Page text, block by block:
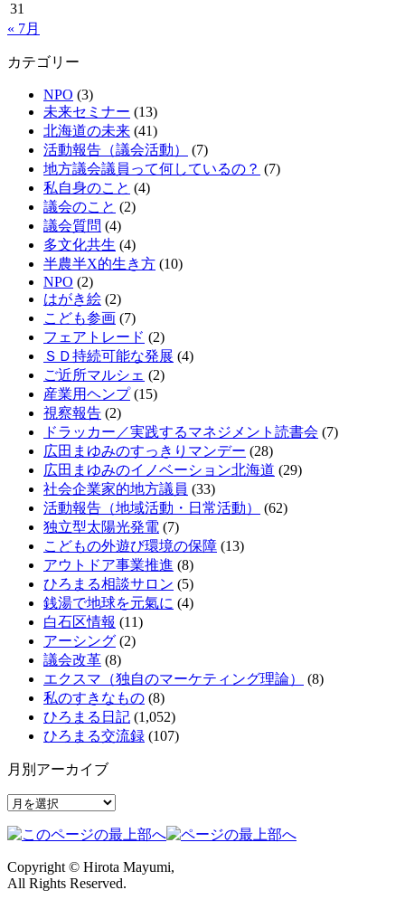
31
« 7月
カテゴリー
NPO (3)
未来セミナー (13)
北海道の未来 (41)
活動報告（議会活動）
(7)
地方議会議員って何しているの？ (7)
私自身のこと (4)
議会のこと (2)
議会質問 (4)
多文化共生 (4)
半農半X的生き方 (10)
NPO (2)
はがき絵 (2)
こども参画 (7)
フェアトレード (2)
ＳＤ持続可能な発展 (4)
ご近所マルシェ (2)
産業用ヘンプ(15)
視察報告 (2)
ドラッカー／実践するマネジメント読書会 (7)
広田まゆみのすっきりマンデー (28)
広田まゆみのイノベーション北海道 (29)
社会企業家的地方議員 (33)
活動報告（地域活動・日常活動）
(62)
独立型太陽光発電 (7)
こどもの外遊び環境の保障 (13)
アウトドア事業推進 (8)
ひろまる相談サロン (5)
銭湯で地球を元氣に (4)
白石区情報 (11)
アーシング (2)
議会改革 (8)
エクスマ（独自のマーケティング理論）
(8)
私のすきなもの (8)
ひろまる日記 (1,052)
ひろまる交流録 (107)
月別アーカイブ
月
ア
ー
カ
Copyright © Hirota Mayumi,
All Rights Reserved.